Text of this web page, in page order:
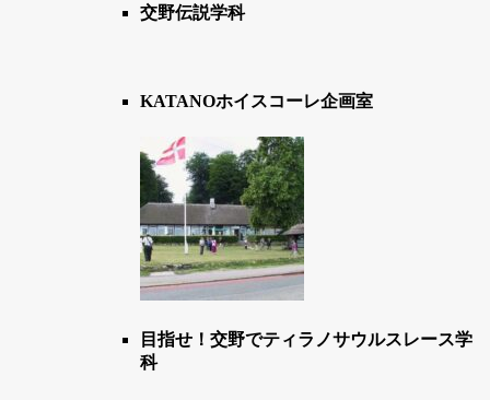
交野伝説学科
KATANOホイスコーレ企画室
目指せ！交野でティラノサウルスレース学
科